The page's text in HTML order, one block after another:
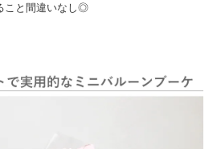
祝いに
希望の場合翌営業日以降、
こと間違いなし◎